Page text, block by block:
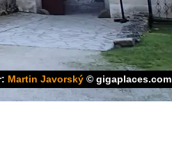
Martin Javorský © gigaplaces.com